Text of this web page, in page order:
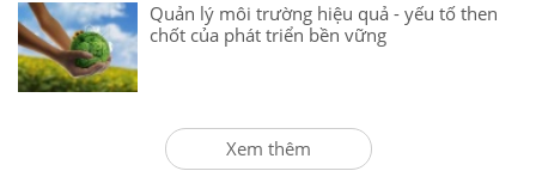
Quản lý môi trường hiệu quả - yếu tố then
chốt của phát triển bền vững
Xem thêm